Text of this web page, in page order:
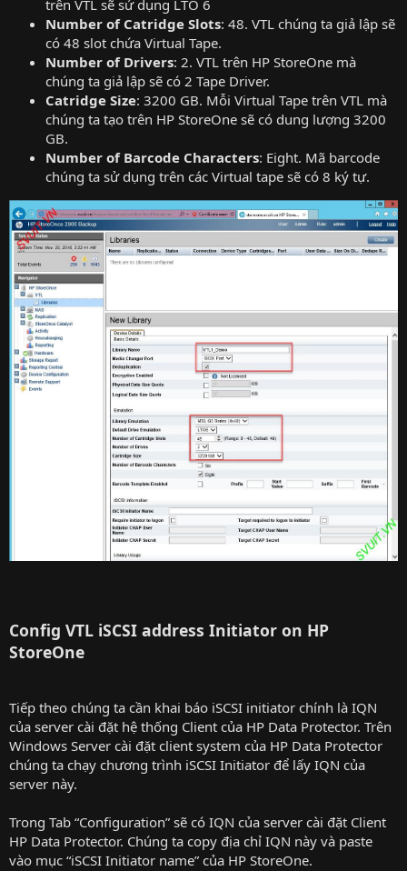
trên VTL sẽ sử dụng LTO 6
Number of Catridge Slots: 48. VTL chúng ta giả lập sẽ
có 48 slot chứa Virtual Tape.
Number of Drivers: 2. VTL trên HP StoreOne mà
chúng ta giả lập sẽ có 2 Tape Driver.
Catridge Size: 3200 GB. Mỗi Virtual Tape trên VTL mà
chúng ta tạo trên HP StoreOne sẽ có dung lượng 3200
GB.
Number of Barcode Characters: Eight. Mã barcode
chúng ta sử dụng trên các Virtual tape sẽ có 8 ký tự.
Config VTL iSCSI address Initiator on HP
StoreOne
Tiếp theo chúng ta cần khai báo iSCSI initiator chính là IQN
của server cài đặt hệ thống Client của HP Data Protector. Trên
Windows Server cài đặt client system của HP Data Protector
chúng ta chạy chương trình iSCSI Initiator để lấy IQN của
server này.
Trong Tab “Configuration” sẽ có IQN của server cài đặt Client
HP Data Protector. Chúng ta copy địa chỉ IQN này và paste
vào mục “iSCSI Initiator name” của HP StoreOne.